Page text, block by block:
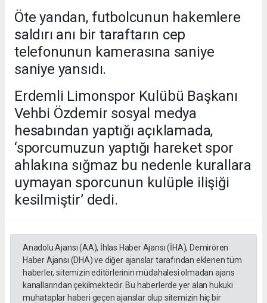
Öte yandan, futbolcunun hakemlere
saldırı anı bir taraftarın cep
telefonunun kamerasına saniye
saniye yansıdı.
Erdemli Limonspor Kulübü Başkanı
Vehbi Özdemir sosyal medya
hesabından yaptığı açıklamada,
‘sporcumuzun yaptığı hareket spor
ahlakına sığmaz bu nedenle kurallara
uymayan sporcunun kulüple ilişiği
kesilmiştir’ dedi.
Anadolu Ajansı (AA), İhlas Haber Ajansı (İHA), Demirören
Haber Ajansı (DHA) ve diğer ajanslar tarafından eklenen tüm
haberler, sitemizin editörlerinin müdahalesi olmadan ajans
kanallarından çekilmektedir. Bu haberlerde yer alan hukuki
muhataplar haberi geçen ajanslar olup sitemizin hiç bir